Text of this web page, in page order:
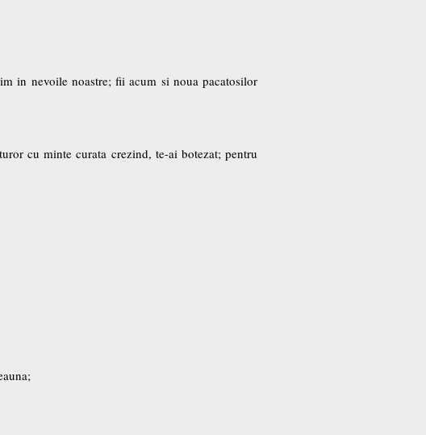
in nevoile noastre; fii acum si noua pacatosilor
cu minte curata crezind, te-ai botezat; pentru